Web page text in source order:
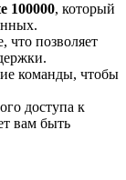
100000, который
что позволяет
команды, чтобы
доступа к
вам быть